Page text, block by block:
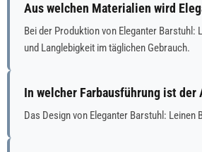
Aus welchen Materialien wird
Bei der Produktion von Eleganter
und Langlebigkeit im täglichen Gebrauch.
In welcher Farbausführung ist
Das Design von Eleganter Barstuhl: